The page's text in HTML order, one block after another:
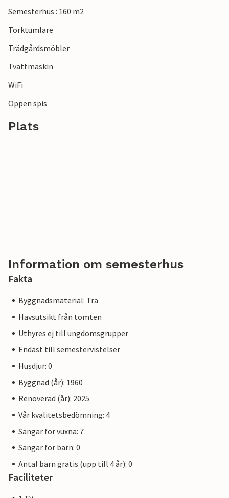
Semesterhus : 160 m2
Torktumlare
Trädgårdsmöbler
Tvättmaskin
WiFi
Öppen spis
Plats
Information om semesterhus
Fakta
Byggnadsmaterial: Trä
Havsutsikt från tomten
Uthyres ej till ungdomsgrupper
Endast till semestervistelser
Husdjur: 0
Byggnad (år): 1960
Renoverad (år): 2025
Vår kvalitetsbedömning: 4
Sängar för vuxna: 7
Sängar för barn: 0
Antal barn gratis (upp till 4 år): 0
Faciliteter